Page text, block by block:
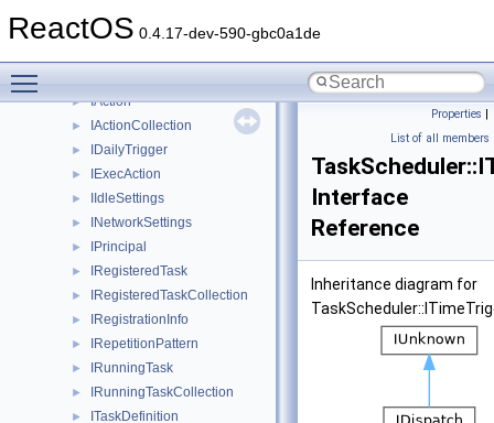
ReactOS 0.4.17-dev-590-gbc0a1de
► stdole
► IAction
► IActionCollection
► IDailyTrigger
► IExecAction
► IIdleSettings
► INetworkSettings
► IPrincipal
► IRegisteredTask
► IRegisteredTaskCollection
► IRegistrationInfo
► IRepetitionPattern
► IRunningTask
► IRunningTaskCollection
► ITaskDefinition
Properties |
List of all members
Interface
Reference
Inheritance diagram for